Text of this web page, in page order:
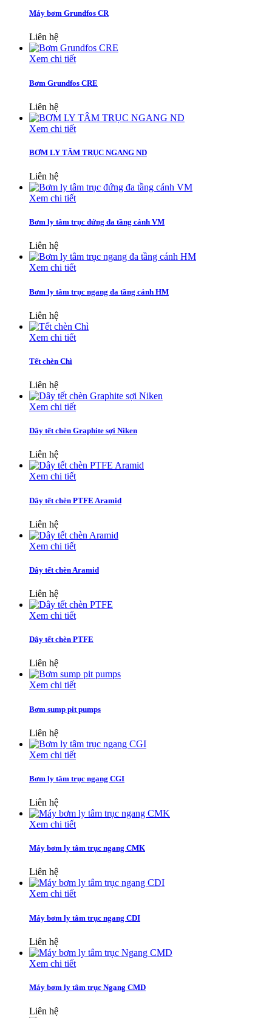
Máy bơm Grundfos CR
Liên hệ
Xem chi tiết
Bơm Grundfos CRE
Liên hệ
Xem chi tiết
BƠM LY TÂM TRỤC NGANG ND
Liên hệ
Xem chi tiết
Bơm ly tâm trục đứng đa tầng cánh VM
Liên hệ
Xem chi tiết
Bơm ly tâm trục ngang đa tầng cánh HM
Liên hệ
Xem chi tiết
Tết chèn Chì
Liên hệ
Xem chi tiết
Dây tết chèn Graphite sợi Niken
Liên hệ
Xem chi tiết
Dây tết chèn PTFE Aramid
Liên hệ
Xem chi tiết
Dây tết chèn Aramid
Liên hệ
Xem chi tiết
Dây tết chèn PTFE
Liên hệ
Xem chi tiết
Bơm sump pit pumps
Liên hệ
Xem chi tiết
Bơm ly tâm trục ngang CGI
Liên hệ
Xem chi tiết
Máy bơm ly tâm trục ngang CMK
Liên hệ
Xem chi tiết
Máy bơm ly tâm trục ngang CDI
Liên hệ
Xem chi tiết
Máy bơm ly tâm trục Ngang CMD
Liên hệ